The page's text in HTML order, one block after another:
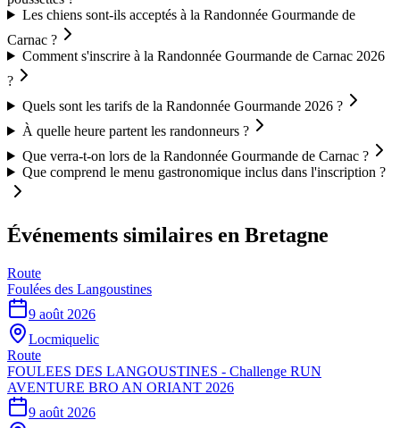
Les chiens sont-ils acceptés à la Randonnée Gourmande de
Carnac ?
Comment s'inscrire à la Randonnée Gourmande de Carnac 2026
?
Quels sont les tarifs de la Randonnée Gourmande 2026 ?
À quelle heure partent les randonneurs ?
Que verra-t-on lors de la Randonnée Gourmande de Carnac ?
Que comprend le menu gastronomique inclus dans l'inscription ?
Événements similaires en Bretagne
Route
Foulées des Langoustines
9 août 2026
Locmiquelic
Route
FOULEES DES LANGOUSTINES - Challenge RUN
AVENTURE BRO AN ORIANT 2026
9 août 2026